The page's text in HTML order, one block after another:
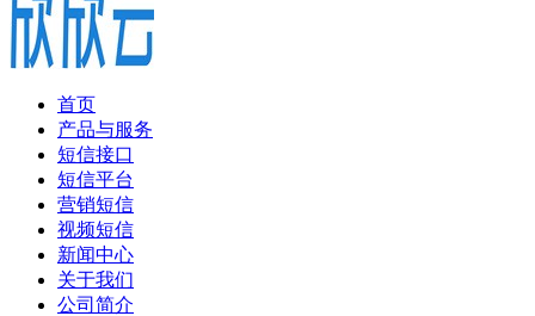
首页
产品与服务
短信接口
短信平台
营销短信
视频短信
新闻中心
关于我们
公司简介